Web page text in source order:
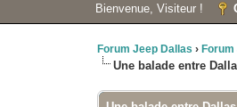
Bienvenue, Visiteur !
Forum Jeep Dallas ›Forum
Une balade entre